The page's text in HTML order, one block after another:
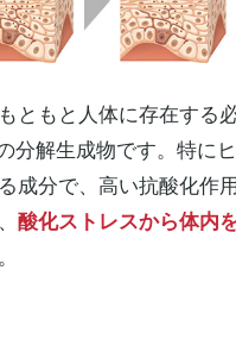
ともと人体に存在する
分解生成物です。特に
成分で、高い抗酸化作
酸化ストレスから体内